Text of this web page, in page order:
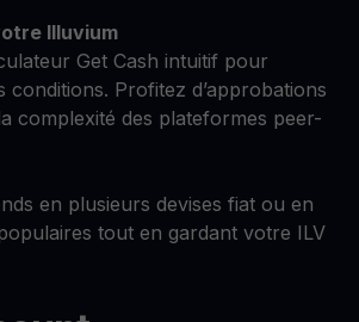
Illuvium
Get Cash intuitif pour
conditions. Profitez d’approbations
complexité des plateformes peer-
en plusieurs devises fiat ou en
tout en gardant votre ILV